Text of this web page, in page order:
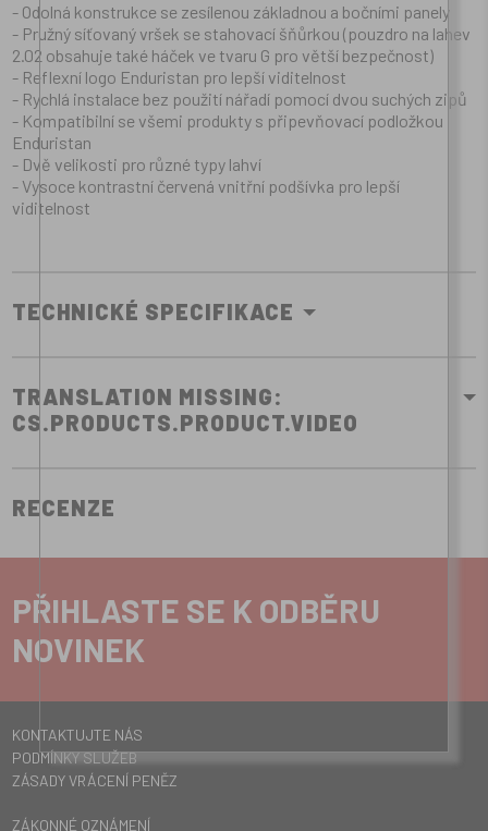
- Odolná konstrukce se zesílenou základnou a bočními panely
- Pružný síťovaný vršek se stahovací šňůrkou (pouzdro na lahev
2.02 obsahuje také háček ve tvaru G pro větší bezpečnost)
- Reflexní logo Enduristan pro lepší viditelnost
- Rychlá instalace bez použití nářadí pomocí dvou suchých zipů
- Kompatibilní se všemi produkty s připevňovací podložkou
Enduristan
- Dvě velikosti pro různé typy lahví
- Vysoce kontrastní červená vnitřní podšívka pro lepší
viditelnost
TECHNICKÉ SPECIFIKACE
TRANSLATION MISSING:
CS.PRODUCTS.PRODUCT.VIDEO
RECENZE
PŘIHLASTE SE K ODBĚRU
NOVINEK
KONTAKTUJTE NÁS
PODMÍNKY SLUŽEB
ZÁSADY VRÁCENÍ PENĚZ
ZÁKONNÉ OZNÁMENÍ